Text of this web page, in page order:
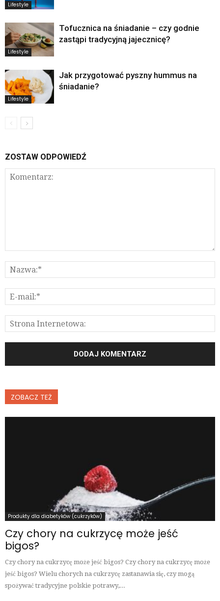
Lifestyle
Lifestyle
Tofucznica na śniadanie – czy godnie
zastąpi tradycyjną jajecznicę?
Lifestyle
Jak przygotować pyszny hummus na
śniadanie?
ZOSTAW ODPOWIEDŹ
ZOBACZ TEŻ
Produkty dla diabetyków (cukrzyków)
Czy chory na cukrzycę może jeść
bigos?
Czy chory na cukrzycę może jeść bigos? Czy chory na cukrzycę może
jeść bigos? Wielu chorych na cukrzycę zastanawia się, czy mogą
spożywać tradycyjne polskie potrawy,...